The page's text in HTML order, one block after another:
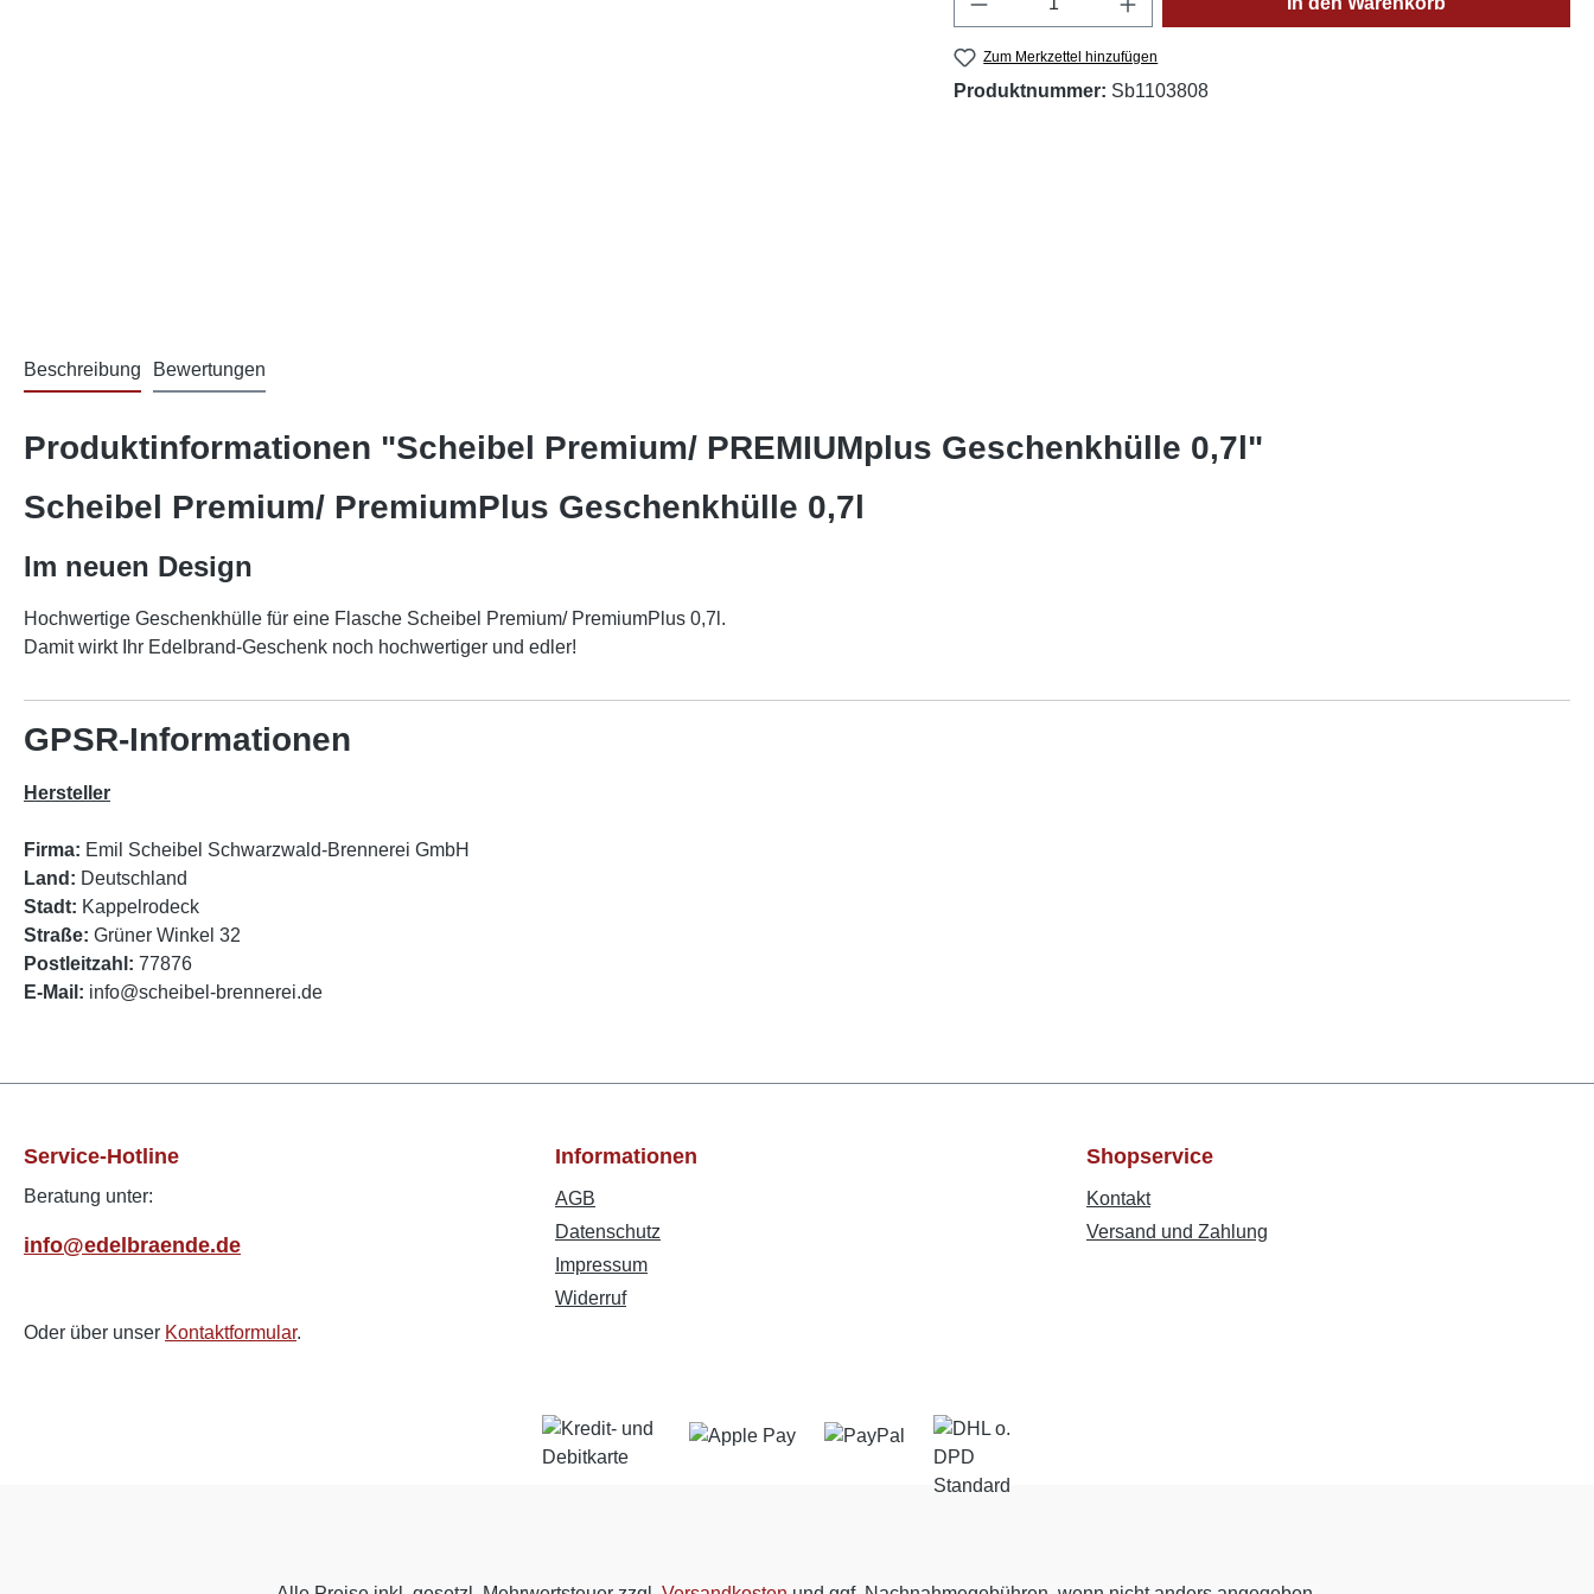
Zum Merkzettel hinzufügen
Produktnummer: Sb1103808
Beschreibung Bewertungen
Produktinformationen "Scheibel Premium/ PREMIUMplus Geschenkhülle 0,7l"
Scheibel Premium/ PremiumPlus Geschenkhülle 0,7l
Im neuen Design
Hochwertige Geschenkhülle für eine Flasche Scheibel Premium/ PremiumPlus 0,7l.
Damit wirkt Ihr Edelbrand-Geschenk noch hochwertiger und edler!
GPSR-Informationen
Hersteller
Firma: Emil Scheibel Schwarzwald-Brennerei GmbH
Land: Deutschland
Stadt: Kappelrodeck
Straße: Grüner Winkel 32
Postleitzahl: 77876
E-Mail: info@scheibel-brennerei.de
Service-Hotline
Beratung unter:
info@edelbraende.de
Oder über unser Kontaktformular.
Informationen
AGB
Datenschutz
Impressum
Widerruf
Shopservice
Kontakt
Versand und Zahlung